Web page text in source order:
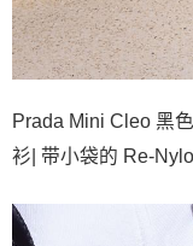
Prada Mini Cleo 黑
衫| 带小袋的 Re-